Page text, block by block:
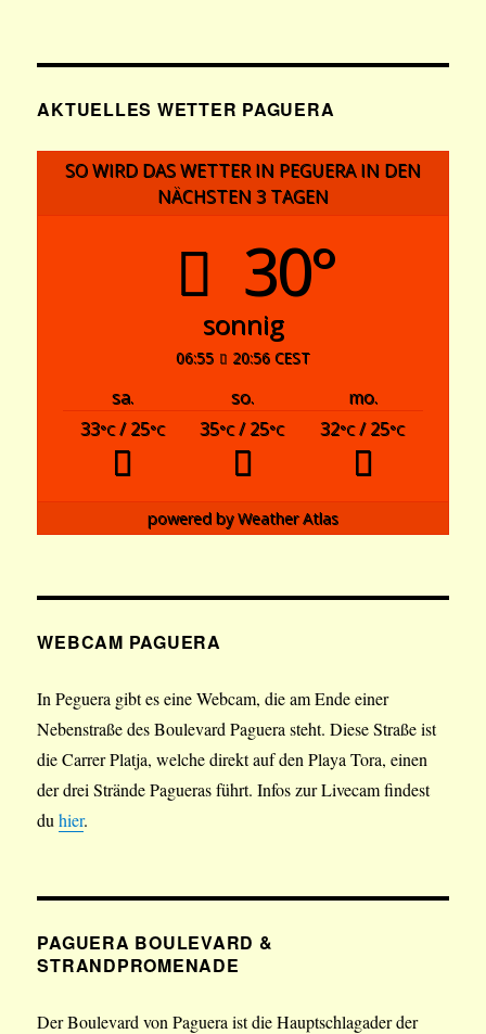
AKTUELLES WETTER PAGUERA
SO WIRD DAS WETTER IN PEGUERA IN DEN
NÄCHSTEN 3 TAGEN
30°
sonnig
06:55 20:56 CEST
sa. so.
mo.
33°C/ 25°C 35°C/ 25°C 32°C/ 25°C
powered byWeather Atlas
WEBCAM PAGUERA
In Peguera gibt es eine Webcam, die am Ende einer
Nebenstraße des Boulevard Paguera steht. Diese Straße ist
die Carrer Platja, welche direkt auf den Playa Tora, einen
der drei Strände Pagueras führt. Infos zur Livecam findest
duhier.
PAGUERA BOULEVARD &
STRANDPROMENADE
Der Boulevard von Paguera ist die Hauptschlagader der